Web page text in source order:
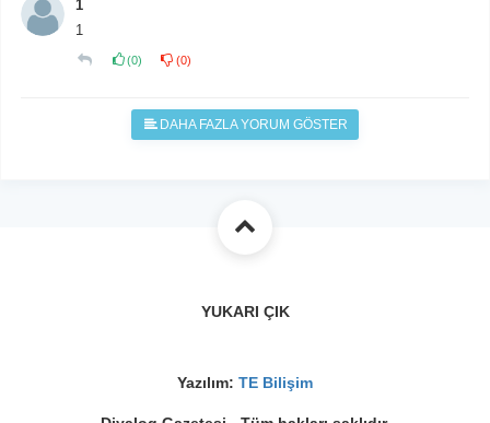
1
1
(0) (0)
DAHA FAZLA YORUM GÖSTER
YUKARI ÇIK
Yazılım: TE Bilişim